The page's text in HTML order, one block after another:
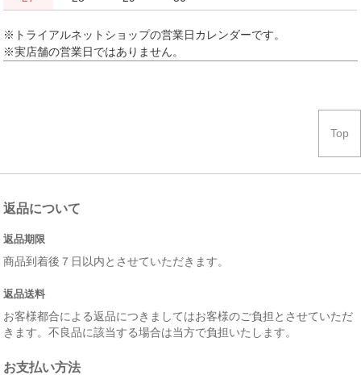
※トライアルネットショップの営業日カレンダーです。
※実店舗の営業日ではありません。
Top
返品について
返品期限
商品到着後７日以内とさせていただきます。
返品送料
お客様都合による返品につきましてはお客様のご負担とさせていただ
きます。不良品に該当する場合は当方で負担いたします。
お支払い方法